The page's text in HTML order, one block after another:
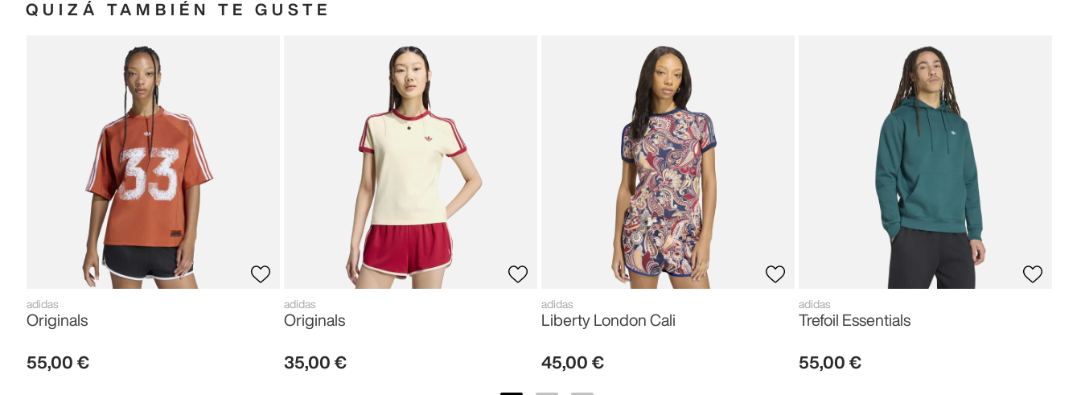
QUIZÁ TAMBIÉN TE GUSTE
adidas
Originals
55,00 €
adidas
Originals
35,00 €
adidas
Liberty London Cali
45,00 €
adidas
Trefoil Essentials
55,00 €